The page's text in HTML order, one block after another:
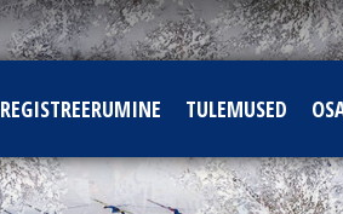
REGISTREERUMINE TULEMUSED